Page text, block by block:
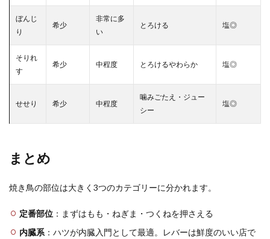
ぼんじ
り
希少
非常に多
い
とろける 塩◎
そりれ
す
希少 中程度 とろけるやわらか 塩◎
せせり 希少 中程度
噛みごたえ・ジュー
シー
塩◎
まとめ
焼き鳥の部位は大きく3つのカテゴリーに分かれます。
定番部位 ：まずはもも・ねぎま・つくねを押さえる
内臓系 ：ハツが内臓入門として最適。レバーは鮮度のいい店で